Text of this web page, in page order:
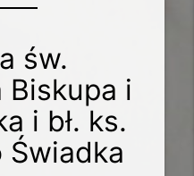
św.
Biskupa i
i bł. ks.